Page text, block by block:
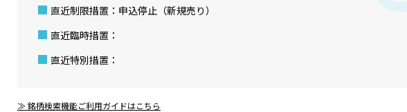
直近制限措置：申込停止（新規売り）
直近臨時措置：
直近特別措置：
≫ 銘柄検索機能ご利用ガイドはこちら